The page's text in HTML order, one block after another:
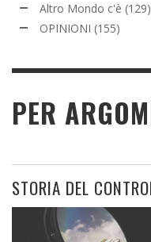
Altro Mondo c'è (129)
OPINIONI (155)
PER
STORIA DEL